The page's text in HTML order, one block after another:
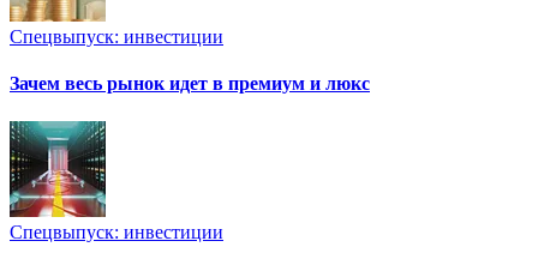
Спецвыпуск: инвестиции
Зачем весь рынок идет в премиум и люкс
Спецвыпуск: инвестиции